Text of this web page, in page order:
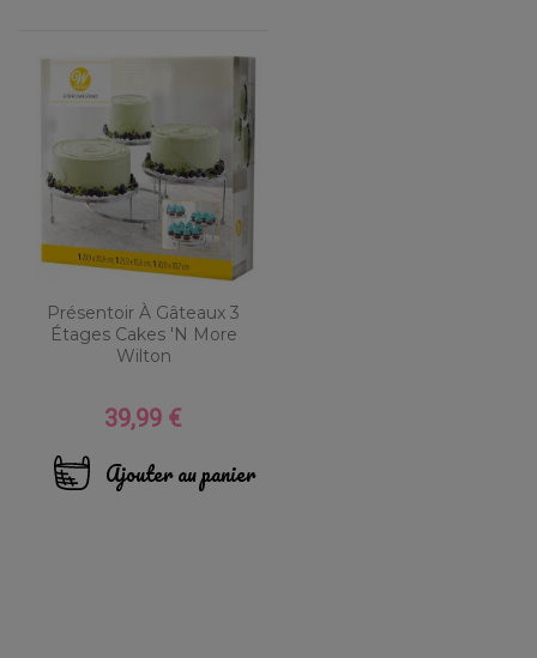
Présentoir À Gâteaux 3
Étages Cakes 'N More
Wilton
Prix
39,99 €
Ajouter au panier